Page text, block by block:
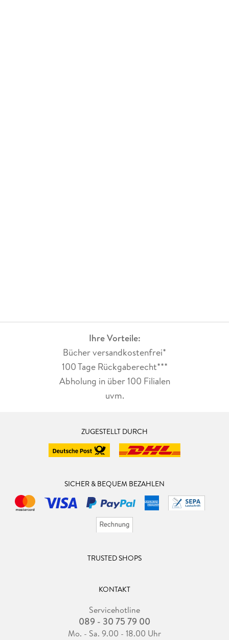
Ihre Vorteile:
Bücher versandkostenfrei*
100 Tage Rückgaberecht***
Abholung in über 100 Filialen
uvm.
ZUGESTELLT DURCH
SICHER & BEQUEM BEZAHLEN
TRUSTED SHOPS
KONTAKT
Servicehotline
089 - 30 75 79 00
Mo. - Sa. 9.00 - 18.00 Uhr